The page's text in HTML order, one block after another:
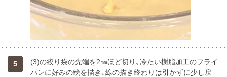
5
(3)の絞り袋の先端を2㎜ほど切り、冷たい樹脂加工のフライ
パンに好みの絵を描き、線の描き終わりは引かずに少し戻